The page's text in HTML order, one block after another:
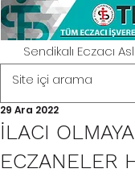
Sendikalı Eczacı
İLACI
ECZANELER
29 Ara 2022